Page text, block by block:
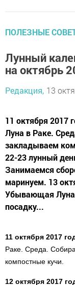
ПОЛЕЗНЫЕ
Лунный
на октябрь
Редакция, 13
11 октября 2017
Луна в Раке.
закладываем
22-23 лунный
Занимаемся
маринуем. 13
Убывающая Луна
посадку...
11 октября 2017
Раке. Среда.
компостные кучи.
12 октября 2017